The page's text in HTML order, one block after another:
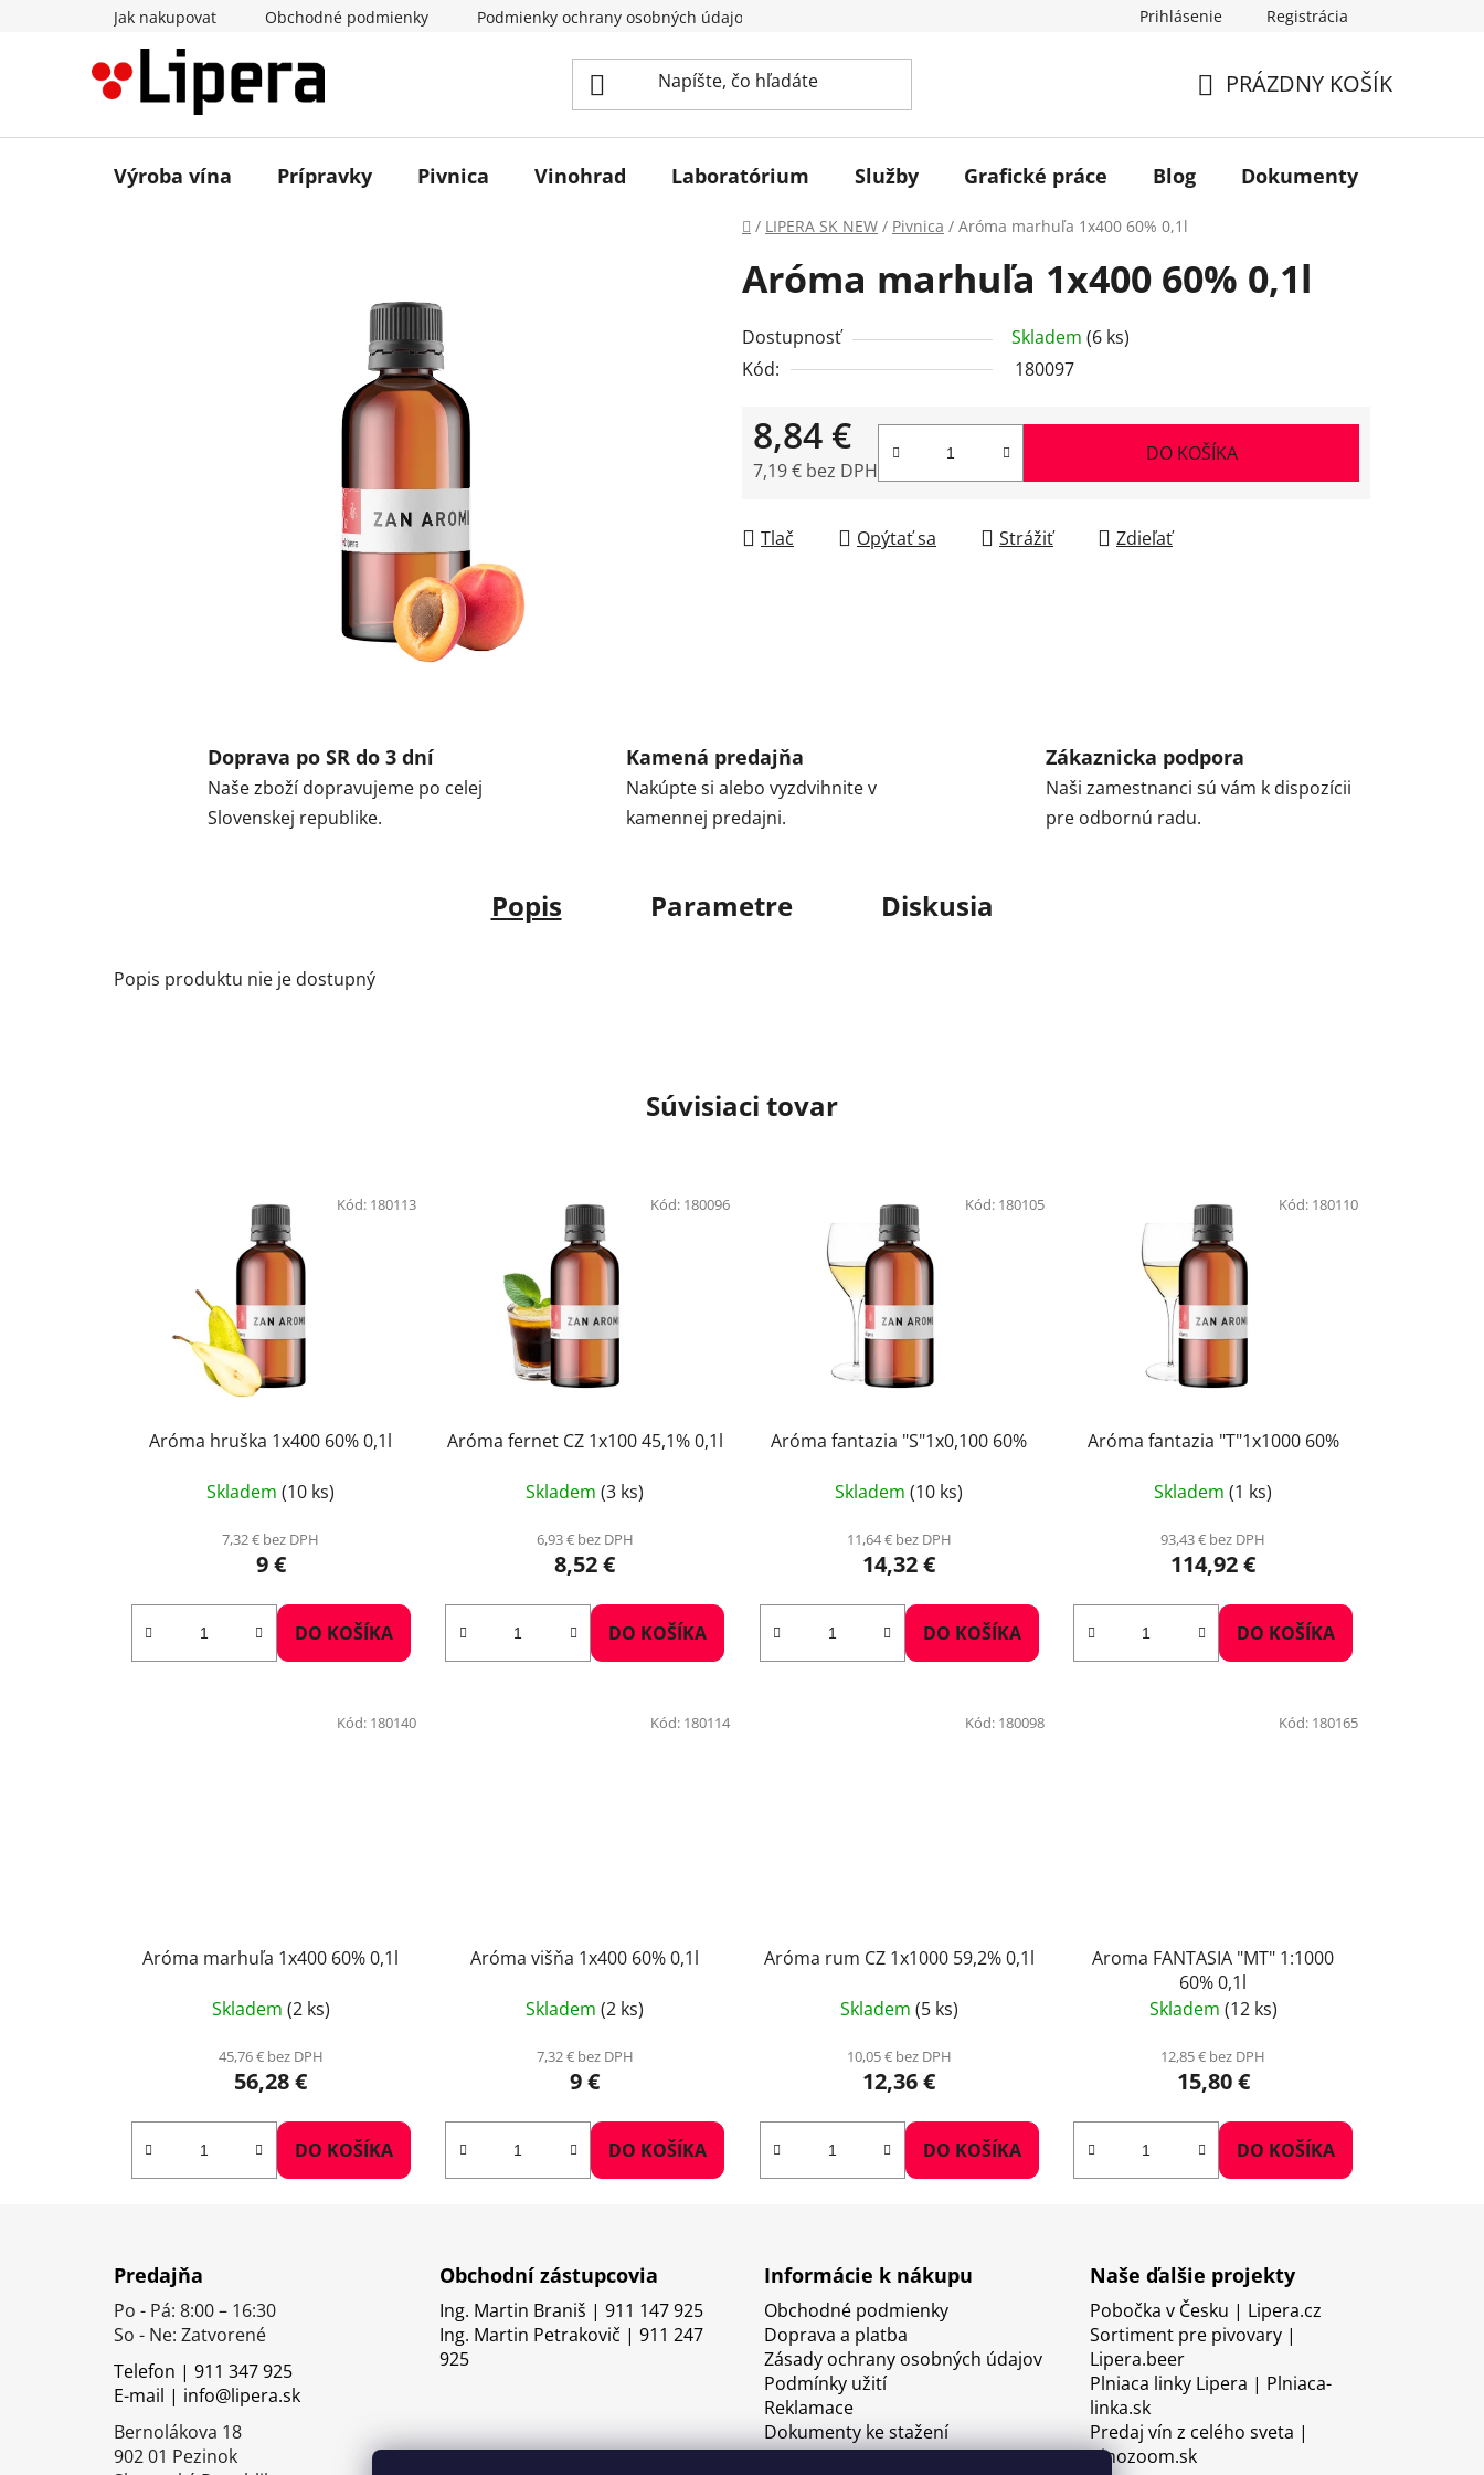
Jak nakupovat Obchodné podmienky Podmienky ochrany osobných údajov Prihlásenie Registrácia
KOŠÍK
PRÁZDNY KOŠÍK
Výroba vína Prípravky Pivnica Vinohrad Laboratórium Služby Grafické práce Blog Dokumenty
Domov
/ LIPERA SK NEW / Pivnica / Aróma marhuľa 1x400 60% 0,1l
Aróma marhuľa 1x400 60% 0,1l
Dostupnosť Skladem (6 ks)
Kód:
180097
8,84 €
7,19 € bez DPH
DO KOŠÍKA
Tlač Opýtať sa Strážiť Zdieľať
Doprava po SR do 3 dní
Naše zboží dopravujeme po celej
Slovenskej republike.
Kamená predajňa
Nakúpte si alebo vyzdvihnite v
kamennej predajni.
Zákaznicka podpora
Naši zamestnanci sú vám k dispozícii
pre odbornú radu.
Popis Parametre Diskusia
Popis produktu nie je dostupný
Súvisiaci tovar
Aróma hruška 1x400 60% 0,1l
Skladem(10 ks)
7,32 € bez DPH
9 €
DO KOŠÍKA
Kód: 180113
Aróma fernet CZ 1x100 45,1% 0,1l
Skladem(3 ks)
6,93 € bez DPH
8,52 €
DO KOŠÍKA
Kód: 180096
Aróma fantazia "S"1x0,100 60%
Skladem(10 ks)
11,64 € bez DPH
14,32 €
DO KOŠÍKA
Kód: 180105
Aróma fantazia "T"1x1000 60%
Skladem(1 ks)
93,43 € bez DPH
114,92 €
DO KOŠÍKA
Kód: 180110
Aróma marhuľa 1x400 60% 0,1l
Skladem (2 ks)
45,76 € bez DPH
56,28 €
DO KOŠÍKA
Kód: 180140
Aróma višňa 1x400 60% 0,1l
Skladem(2 ks)
7,32 € bez DPH
9 €
DO KOŠÍKA
Kód: 180114
Aróma rum CZ 1x1000 59,2% 0,1l
Skladem (5 ks)
10,05 € bez DPH
12,36 €
DO KOŠÍKA
Kód: 180098
Aroma FANTASIA "MT" 1:1000
60% 0,1l
Skladem (12 ks)
12,85 € bez DPH
15,80 €
DO KOŠÍKA
Kód: 180165
Predajňa
Po - Pá: 8:00 – 16:30
So - Ne: Zatvorené
Telefon | 911 347 925
E-mail | info@lipera.sk
Bernolákova 18
902 01 Pezinok
Obchodní zástupcovia
Ing. Martin Braniš | 911 147 925
Ing. Martin Petrakovič | 911 247
925
Informácie k nákupu
Obchodné podmienky
Doprava a platba
Zásady ochrany osobných údajov
Podmínky užití
Reklamace
Dokumenty ke stažení
Naše ďalšie projekty
Pobočka v Česku | Lipera.cz
Sortiment pre pivovary |
Lipera.beer
Plniaca linky Lipera | Plniaca-
linka.sk
Predaj vín z celého sveta |
Vinozoom.sk